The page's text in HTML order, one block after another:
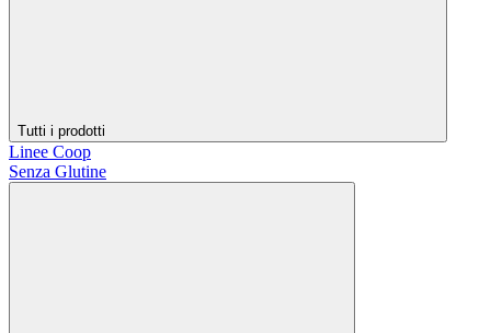
Tutti i prodotti
Linee Coop
Senza Glutine